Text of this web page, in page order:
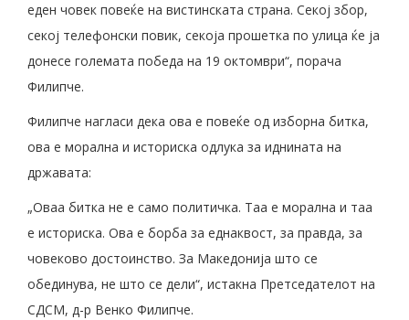
еден човек повеќе на вистинската страна. Секој збор,
секој телефонски повик, секоја прошетка по улица ќе ја
донесе големата победа на 19 октомври“, порача
Филипче.
Филипче нагласи дека ова е повеќе од изборна битка,
ова е морална и историска одлука за иднината на
државата:
„Оваа битка не е само политичка. Таа е морална и таа
е историска. Ова е борба за еднаквост, за правда, за
човеково достоинство. За Македонија што се
обединува, не што се дели“, истакна Претседателот на
СДСМ, д-р Венко Филипче.